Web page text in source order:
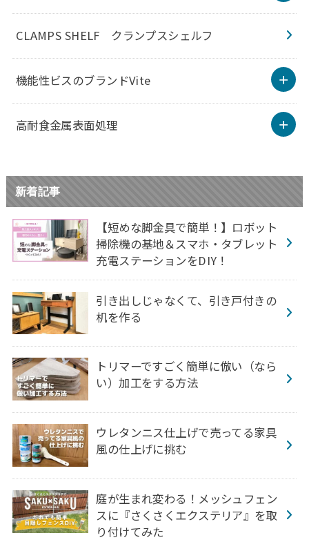
CLAMPS SHELF クランプスシェルフ
機能性ビスのブランドVite
高耐食金属表面処理
新着記事
【短めな脚金具で簡単！】ロボット
掃除機の基地＆スマホ・タブレット
充電ステーションをDIY！
引き出しじゃなくて、引き戸付きの
机を作る
トリマーですごく簡単に倣い（なら
い）加工をする方法
ウレタンニス仕上げで売ってる家具
風の仕上げに挑む
庭が生まれ変わる！メッシュフェン
スに『さくさくエクステリア』を取
り付けてみた